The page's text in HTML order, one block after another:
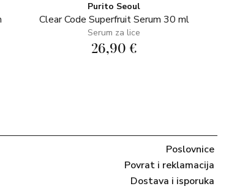
Purito Seoul
Clear Code Superfruit Serum 30 ml
Serum za lice
26,90 €
Poslovnice
Povrat i reklamacija
Dostava i isporuka